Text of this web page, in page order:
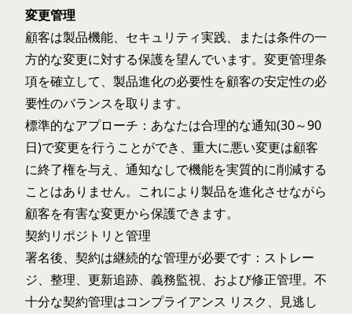
変更管理
顧客は製品機能、セキュリティ実践、または条件の一
方的な変更に対する保護を望んでいます。変更管理条
項を確立して、製品進化の必要性を顧客の安定性の必
要性のバランスを取ります。
標準的なアプローチ：あなたは合理的な通知(30～90
日)で変更を行うことができ、重大に悪い変更は顧客
に終了権を与え、通知なしで機能を実質的に削減する
ことはありません。これにより製品を進化させながら
顧客を有害な変更から保護できます。
契約リポジトリと管理
署名後、契約は継続的な管理が必要です：ストレー
ジ、整理、更新追跡、義務監視、および修正管理。不
十分な契約管理はコンプライアンス リスク、見逃し